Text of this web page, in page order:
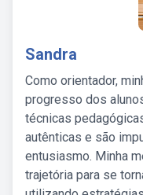
Sandra
Como orientador,
progresso dos
técnicas
autênticas e são
entusiasmo. Minha
trajetória para se